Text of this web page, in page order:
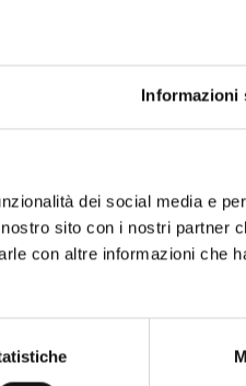
Informazioni
dei social media e
sito con i nostri partner
con altre informazioni che
Scan. GMG 3"x1
ptdR